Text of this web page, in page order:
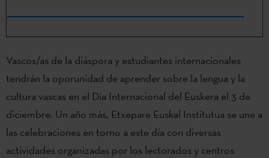
Vascos/as de la diáspora y estudiantes internacionales
tendrán la oporunidad de aprender sobre la lengua y la
cultura vascas en el Día Internacional del Euskera el 3 de
diciembre. Un año más, Etxepare Euskal Institutua se une a
las celebraciones en torno a este día con diversas
actividades organizadas por los lectorados y centros